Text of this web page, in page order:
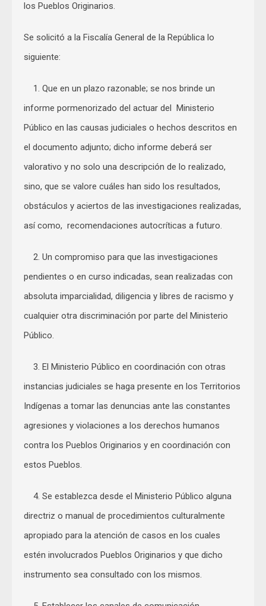
los Pueblos Originarios.
Se solicitó a la Fiscalía General de la República lo
siguiente:
1. Que en un plazo razonable; se nos brinde un
informe pormenorizado del actuar del Ministerio
Público en las causas judiciales o hechos descritos en
el documento adjunto; dicho informe deberá ser
valorativo y no solo una descripción de lo realizado,
sino, que se valore cuáles han sido los resultados,
obstáculos y aciertos de las investigaciones realizadas,
así como, recomendaciones autocríticas a futuro.
2. Un compromiso para que las investigaciones
pendientes o en curso indicadas, sean realizadas con
absoluta imparcialidad, diligencia y libres de racismo y
cualquier otra discriminación por parte del Ministerio
Público.
3. El Ministerio Público en coordinación con otras
instancias judiciales se haga presente en los Territorios
Indígenas a tomar las denuncias ante las constantes
agresiones y violaciones a los derechos humanos
contra los Pueblos Originarios y en coordinación con
estos Pueblos.
4. Se establezca desde el Ministerio Público alguna
directriz o manual de procedimientos culturalmente
apropiado para la atención de casos en los cuales
estén involucrados Pueblos Originarios y que dicho
instrumento sea consultado con los mismos.